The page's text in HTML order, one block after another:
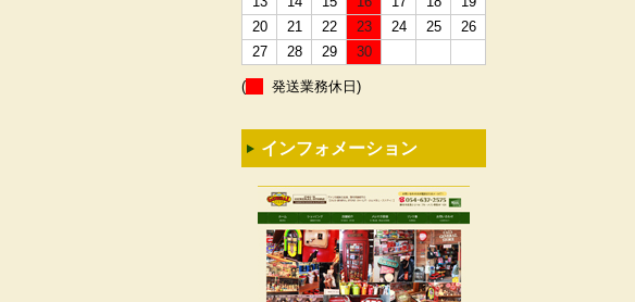
20
21 22 23 24 25
26
27
28 29 30
( 発送業務休日)
インフォメーション